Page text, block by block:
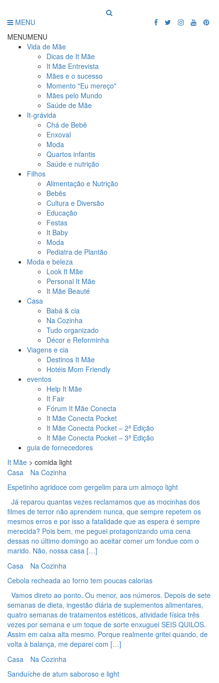
MENU
MENUMENU
Vida de Mãe
Dicas de It Mãe
It Mãe Entrevista
Mães e o sucesso
Momento "Eu mereço"
Mães pelo Mundo
Saúde de Mãe
It-grávida
Chá de Bebê
Enxoval
Moda
Quartos infantis
Saúde e nutrição
Filhos
Alimentação e Nutrição
Bebês
Cultura e Diversão
Educação
Festas
It Baby
Moda
Pediatra de Plantão
Moda e beleza
Look It Mãe
Personal It Mãe
It Mãe Beauté
Casa
Babá & cia
Na Cozinha
Tudo organizado
Décor e Reforminha
Viagens e cia
Destinos It Mãe
Hotéis Mom Friendly
eventos
Help It Mãe
It Fair
Fórum It Mãe Conecta
It Mãe Conecta Pocket
It Mãe Conecta Pocket – 2ª Edição
It Mãe Conecta Pocket – 3ª Edição
guia de fornecedores
It Mãe > comida light
Casa
Na Cozinha
Espetinho agridoce com gergelim para um almoço light
Já reparou quantas vezes reclamamos que as mocinhas dos
filmes de terror não aprendem nunca, que sempre repetem os
mesmos erros e por isso a fatalidade que as espera é sempre
merecida? Pois bem, me peguei protagonizando uma cena
dessas no último domingo ao aceitar comer um fondue com o
marido. Não, nossa casa […]
Casa
Na Cozinha
Cebola recheada ao forno tem poucas calorias
Vamos direto ao ponto. Ou menor, aos números. Depois de sete
semanas de dieta, ingestão diária de suplementos alimentares,
quatro semanas de tratamentos estéticos, atividade física três
vezes por semana e um toque de sorte enxuguei SEIS QUILOS.
Assim em caixa alta mesmo. Porque realmente gritei quando, de
volta à balança, me deparei com […]
Casa
Na Cozinha
Sanduíche de atum saboroso e light